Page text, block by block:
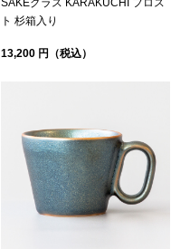
SAKEグラス KARAKUCHI フロス
ト 杉箱入り
13,200 円（税込）